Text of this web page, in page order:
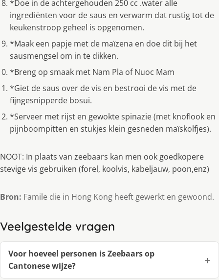
*Doe in de achtergehouden 250 cc .water alle
ingrediënten voor de saus en verwarm dat rustig tot de
keukenstroop geheel is opgenomen.
*Maak een papje met de maïzena en doe dit bij het
sausmengsel om in te dikken.
*Breng op smaak met Nam Pla of Nuoc Mam
*Giet de saus over de vis en bestrooi de vis met de
fijngesnipperde bosui.
*Serveer met rijst en gewokte spinazie (met knoflook en
pijnboompitten en stukjes klein gesneden maïskolfjes).
NOOT: In plaats van zeebaars kan men ook goedkopere
stevige vis gebruiken (forel, koolvis, kabeljauw, poon,enz)
Bron: Famile die in Hong Kong heeft gewerkt en gewoond.
Veelgestelde vragen
Voor hoeveel personen is Zeebaars op
Cantonese wijze?